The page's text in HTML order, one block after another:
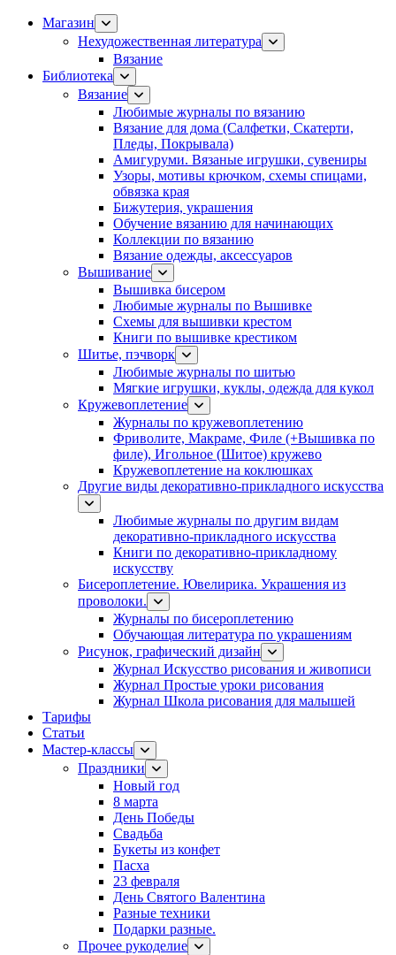
Магазин
Нехудожественная литература
Вязание
Библиотека
Вязание
Любимые журналы по вязанию
Вязание для дома (Салфетки, Скатерти,
Пледы, Покрывала)
Амигуруми. Вязаные игрушки, сувениры
Узоры, мотивы крючком, схемы спицами,
обвязка края
Бижутерия, украшения
Обучение вязанию для начинающих
Коллекции по вязанию
Вязание одежды, аксессуаров
Вышивание
Вышивка бисером
Любимые журналы по Вышивке
Схемы для вышивки крестом
Книги по вышивке крестиком
Шитье, пэчворк
Любимые журналы по шитью
Мягкие игрушки, куклы, одежда для кукол
Кружевоплетение
Журналы по кружевоплетению
Фриволите, Макраме, Филе (+Вышивка по
филе), Игольное (Шитое) кружево
Кружевоплетение на коклюшках
Другие виды декоративно-прикладного искусства
Любимые журналы по другим видам
декоративно-прикладного искусства
Книги по декоративно-прикладному
искусству
Бисероплетение. Ювелирика. Украшения из
проволоки.
Журналы по бисероплетению
Обучающая литература по украшениям
Рисунок, графический дизайн
Журнал Искусство рисования и живописи
Журнал Простые уроки рисования
Журнал Школа рисования для малышей
Тарифы
Статьи
Мастер-классы
Праздники
Новый год
8 марта
День Победы
Свадьба
Букеты из конфет
Пасха
23 февраля
День Святого Валентина
Разные техники
Подарки разные.
Прочее рукоделие